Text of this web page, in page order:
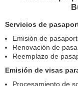
Servicios de
Emisión de
Renovación de
Reemplazo de
Emisión de visas
Procesamiento de